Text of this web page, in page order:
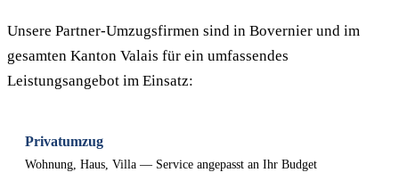
Unsere Partner-Umzugsfirmen sind in Bovernier und im
gesamten Kanton Valais für ein umfassendes
Leistungsangebot im Einsatz:
Privatumzug
Wohnung, Haus, Villa — Service angepasst an Ihr Budget